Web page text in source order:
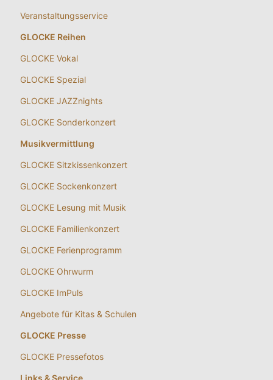
Veranstaltungsservice
GLOCKE Reihen
GLOCKE Vokal
GLOCKE Spezial
GLOCKE JAZZnights
GLOCKE Sonderkonzert
Musikvermittlung
GLOCKE Sitzkissenkonzert
GLOCKE Sockenkonzert
GLOCKE Lesung mit Musik
GLOCKE Familienkonzert
GLOCKE Ferienprogramm
GLOCKE Ohrwurm
GLOCKE ImPuls
Angebote für Kitas & Schulen
GLOCKE Presse
GLOCKE Pressefotos
Links & Service